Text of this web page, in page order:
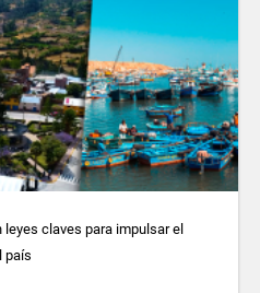
claves para impulsar el
país